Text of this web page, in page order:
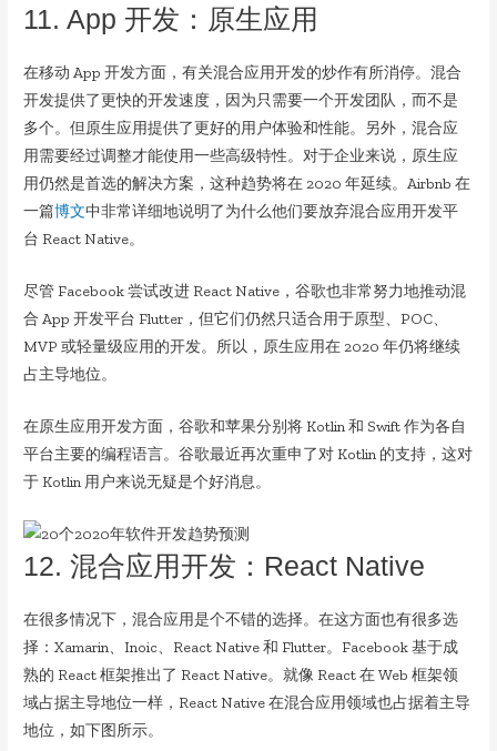
11. App 开发：原生应用
在移动 App 开发方面，有关混合应用开发的炒作有所消停。混合
开发提供了更快的开发速度，因为只需要一个开发团队，而不是
多个。但原生应用提供了更好的用户体验和性能。另外，混合应
用需要经过调整才能使用一些高级特性。对于企业来说，原生应
用仍然是首选的解决方案，这种趋势将在 2020 年延续。Airbnb 在
一篇博文中非常详细地说明了为什么他们要放弃混合应用开发平
台 React Native。
尽管 Facebook 尝试改进 React Native，谷歌也非常努力地推动混
合 App 开发平台 Flutter，但它们仍然只适合用于原型、POC、
MVP 或轻量级应用的开发。所以，原生应用在 2020 年仍将继续
占主导地位。
在原生应用开发方面，谷歌和苹果分别将 Kotlin 和 Swift 作为各自
平台主要的编程语言。谷歌最近再次重申了对 Kotlin 的支持，这对
于 Kotlin 用户来说无疑是个好消息。
12. 混合应用开发：React Native
在很多情况下，混合应用是个不错的选择。在这方面也有很多选
择：Xamarin、Inoic、React Native 和 Flutter。Facebook 基于成
熟的 React 框架推出了 React Native。就像 React 在 Web 框架领
域占据主导地位一样，React Native 在混合应用领域也占据着主导
地位，如下图所示。